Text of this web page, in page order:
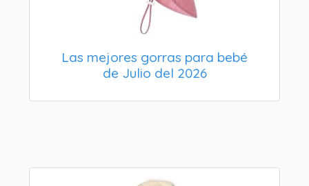
Las mejores gorras para bebé
de Julio del 2026